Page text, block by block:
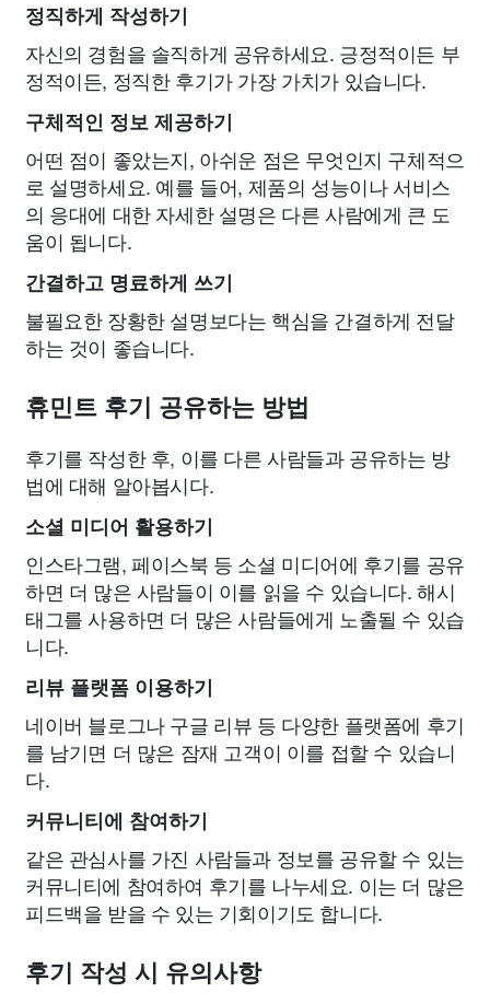
정직하게 작성하기
자신의 경험을 솔직하게 공유하세요. 긍정적이든 부
정적이든, 정직한 후기가 가장 가치가 있습니다.
구체적인 정보 제공하기
어떤 점이 좋았는지, 아쉬운 점은 무엇인지 구체적으
로 설명하세요. 예를 들어, 제품의 성능이나 서비스
의 응대에 대한 자세한 설명은 다른 사람에게 큰 도
움이 됩니다.
간결하고 명료하게 쓰기
불필요한 장황한 설명보다는 핵심을 간결하게 전달
하는 것이 좋습니다.
휴민트 후기 공유하는 방법
후기를 작성한 후, 이를 다른 사람들과 공유하는 방
법에 대해 알아봅시다.
소셜 미디어 활용하기
인스타그램, 페이스북 등 소셜 미디어에 후기를 공유
하면 더 많은 사람들이 이를 읽을 수 있습니다. 해시
태그를 사용하면 더 많은 사람들에게 노출될 수 있습
니다.
리뷰 플랫폼 이용하기
네이버 블로그나 구글 리뷰 등 다양한 플랫폼에 후기
를 남기면 더 많은 잠재 고객이 이를 접할 수 있습니
다.
커뮤니티에 참여하기
같은 관심사를 가진 사람들과 정보를 공유할 수 있는
커뮤니티에 참여하여 후기를 나누세요. 이는 더 많은
피드백을 받을 수 있는 기회이기도 합니다.
후기 작성 시 유의사항